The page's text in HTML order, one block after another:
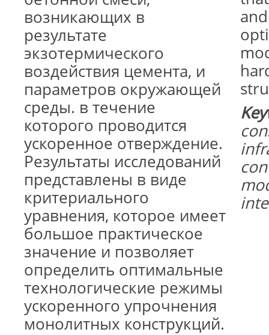
возникающих в
результате
экзотермического
воздействия цемента, и
параметров окружающей
среды. в течение
которого проводится
ускоренное отверждение.
Результаты исследований
представлены в виде
критериального
уравнения, которое имеет
большое практическое
значение и позволяет
определить оптимальные
технологические режимы
ускоренного упрочнения
монолитных конструкций.